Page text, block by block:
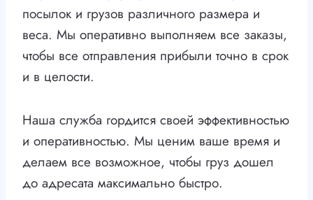
посылок и грузов различного размера и
веса. Мы оперативно выполняем все заказы,
чтобы все отправления прибыли точно в срок
и в целости.
Наша служба гордится своей эффективностью
и оперативностью. Мы ценим ваше время и
делаем все возможное, чтобы груз дошел
до адресата максимально быстро.